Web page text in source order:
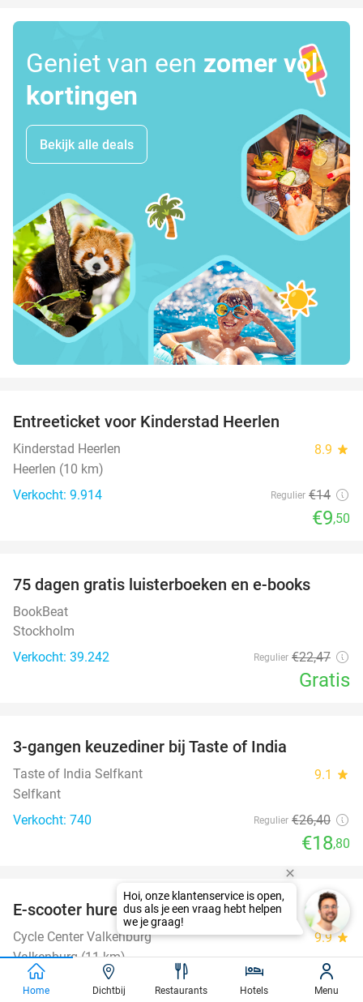
Geniet van een zomer vol
kortingen
Bekijk alle deals
Entreeticket voor Kinderstad Heerlen
Kinderstad Heerlen 8.9 star
Heerlen (10 km)
Verkocht: 9.914
Regulier €14
€9,50
75 dagen gratis luisterboeken en e-books
BookBeat
Stockholm
Verkocht: 39.242
Regulier €22,47
Gratis
3-gangen keuzediner bij Taste of India
Taste of India Selfkant 9.1 star
Selfkant
Verkocht: 740
Regulier €26,40
€18,80
37%
E-scooter huren (3 uur of hele dag)
Cycle Center Valkenburg 9.9star
Valkenburg (11 km)
Verkocht: 314
€39
Home Dichtbij Restaurants Hotels Menu